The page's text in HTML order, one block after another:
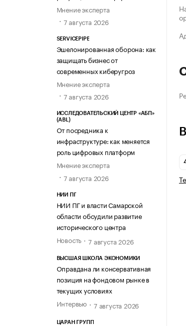
Мнение эксперта
7 августа 2026
SERVICEPIPE
Эшелонированная оборона: как
защищать бизнес от
современных киберугроз
Мнение эксперта
7 августа 2026
ИССЛЕДОВАТЕЛЬСКИЙ ЦЕНТР «АБП»
(ABL)
От посредника к
инфраструктуре: как меняется
роль цифровых платформ
Мнение эксперта
7 августа 2026
НИИ ПГ
НИИ ПГ и власти Самарской
области обсудили развитие
исторического центра
Новость
7 августа 2026
ВЫСШАЯ ШКОЛА ЭКОНОМИКИ
Оправдана ли консервативная
позиция на фондовом рынке в
текущих условиях
Интервью
7 августа 2026
ЦАРАН ГРУПП